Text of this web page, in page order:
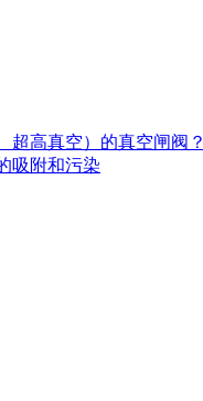
超高真空）的真空闸阀？
吸附和污染